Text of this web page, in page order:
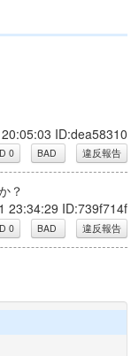
ID:dea58310
？
23:34:29 ID:739f714f